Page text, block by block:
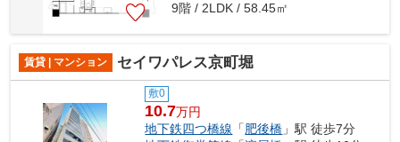
9階 / 2LDK / 58.45㎡
賃貸 | マンション セイワパレス京町堀
敷0
10.7万円
地下鉄四つ橋線 「肥後橋 」駅 徒歩7分